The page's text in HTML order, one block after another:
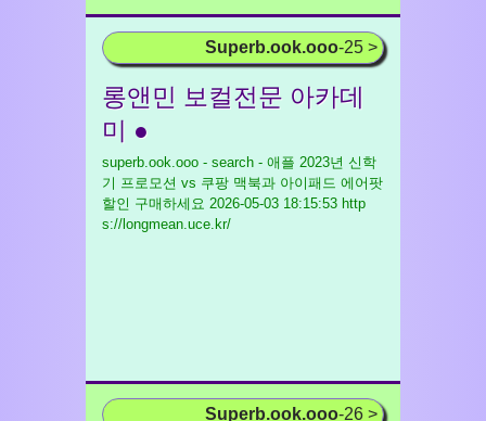
Superb.ook.ooo-25 >
롱앤민 보컬전문 아카데
미 ●
superb.ook.ooo - search - 애플 2023년 신학
기 프로모션 vs 쿠팡 맥북과 아이패드 에어팟
할인 구매하세요 2026-05-03 18:15:53 http
s://longmean.uce.kr/
Superb.ook.ooo-26 >